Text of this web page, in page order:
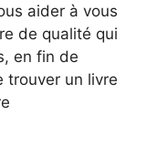
aider à vous
de qualité qui
en fin de
trouver un livre